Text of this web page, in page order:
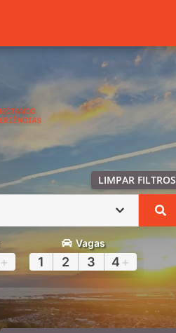
LIMPAR FILTROS
+
Vagas
1 2 3 4 +